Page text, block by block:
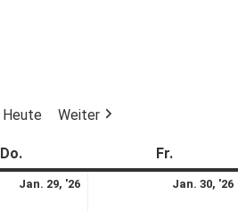
Heute Weiter
Do. Fr.
Jan. 29, '26 Jan. 30, '26